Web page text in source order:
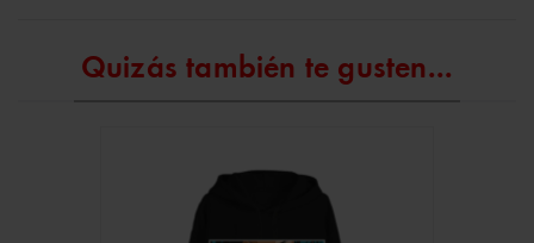
Quizás también te gusten...